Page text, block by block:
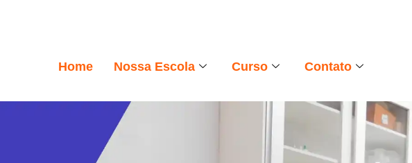
Home Nossa Escola Curso Contato